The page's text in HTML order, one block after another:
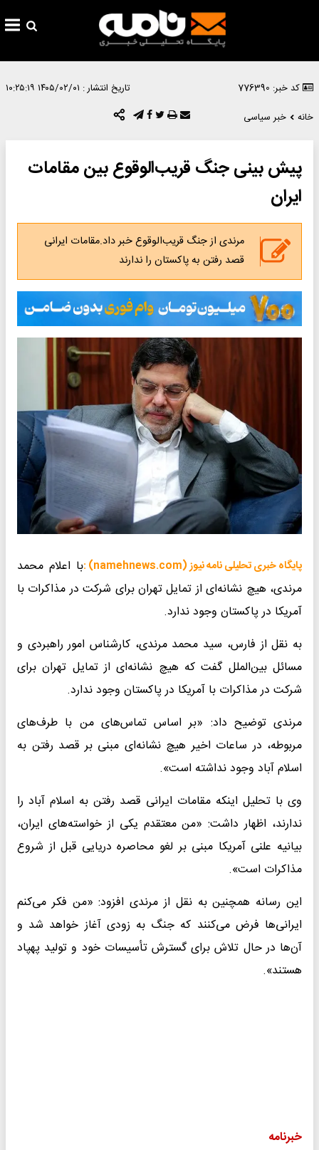
کد خبر: 776390 تاریخ انتشار : ۱۴۰۵/۰۲/۰۱ ۱۰:۲۵:۱۹
خانه
خبر سیاسی
پیش بینی جنگ قریب‌الوقوع بین مقامات
ایران
مرندی از جنگ قریب‌الوقوع خبر داد.مقامات ایرانی
قصد رفتن به پاکستان را ندارند
پایگاه خبری تحلیلی نامه نیوز (namehnews.com) :
با اعلام محمد
مرندی، هیچ نشانه‌ای از تمایل تهران برای شرکت در مذاکرات با
آمریکا در پاکستان وجود ندارد.
به نقل از فارس، سید محمد مرندی، کارشناس امور راهبردی و
مسائل بین‌الملل گفت که هیچ نشانه‌ای از تمایل تهران برای
شرکت در مذاکرات با آمریکا در پاکستان وجود ندارد.
مرندی توضیح داد: «بر اساس تماس‌های من با طرف‌های
مربوطه، در ساعات اخیر هیچ نشانه‌ای مبنی بر قصد رفتن به
اسلام آباد وجود نداشته است».
وی با تحلیل اینکه مقامات ایرانی قصد رفتن به اسلام آباد را
ندارند، اظهار داشت: «من معتقدم یکی از خواسته‌های ایران،
بیانیه علنی آمریکا مبنی بر لغو محاصره دریایی قبل از شروع
مذاکرات است».
این رسانه همچنین به نقل از مرندی افزود: «من فکر می‌کنم
ایرانی‌ها فرض می‌کنند که جنگ به زودی آغاز خواهد شد و
آن‌ها در حال تلاش برای گسترش تأسیسات خود و تولید پهپاد
هستند».
خبرنامه